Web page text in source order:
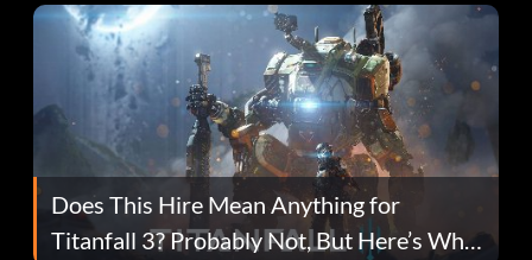
Does This Hire Mean Anything for
Titanfall 3? Probably Not, But Here’s Why